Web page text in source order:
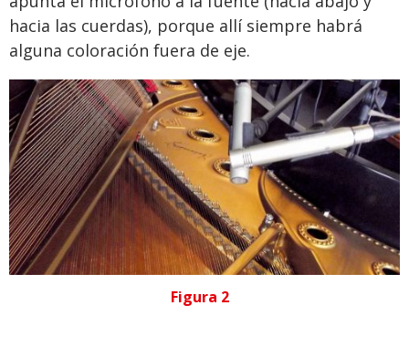
hacia las cuerdas), porque allí siempre habrá
alguna coloración fuera de eje.
Figura 2